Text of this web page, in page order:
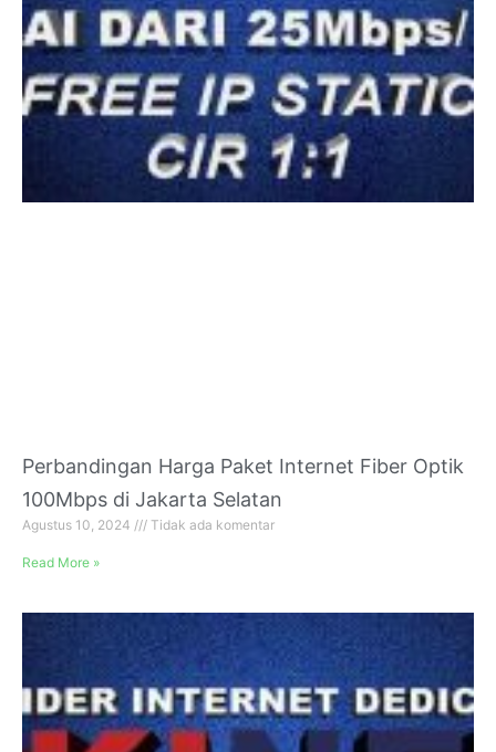
Perbandingan Harga Paket Internet Fiber Optik
100Mbps di Jakarta Selatan
Agustus 10, 2024 Tidak ada komentar
Read More »